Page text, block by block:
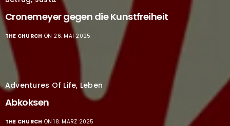
Cronemeyer gegen die Kunstfreiheit
THE CHURCH ON 26. MAI 2025
Adventures Of Life, Leben
Abkoksen
THE CHURCH ON 18. MÄRZ 2025